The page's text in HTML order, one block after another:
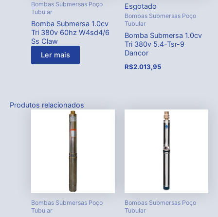
Bombas Submersas Poço
Tubular
Bomba Submersa 1.0cv
Tri 380v 60hz W4sd4/6
Ss Claw
Ler mais
Esgotado
Bombas Submersas Poço
Tubular
Bomba Submersa 1.0cv
Tri 380v 5.4-Tsr-9
Dancor
R$2.013,95
Produtos relacionados
Bombas Submersas Poço
Tubular
Bombas Submersas Poço
Tubular